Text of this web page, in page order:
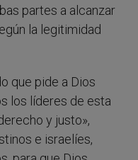
partes a alcanzar
la legitimidad
que pide a Dios
los líderes de esta
y justo»,
e israelíes,